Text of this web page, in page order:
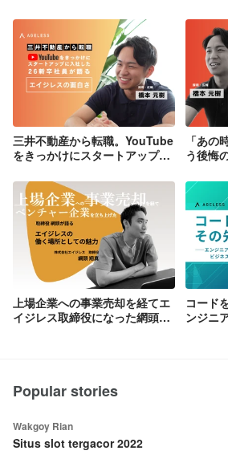
三井不動産から転職。YouTube
をきっかけにスタートアップに
レスの面白さ
「あの
う後悔
ジレス
ア選択
上場企業への事業売却を経てエ
イジレス取締役になった網頭が
コード
ンジニ
Popular stories
Wakgoy Rian
Situs slot tergacor 2022